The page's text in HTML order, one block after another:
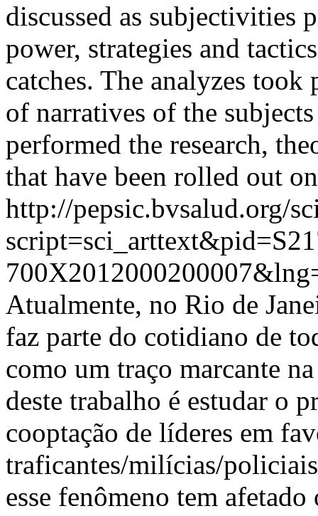
discussed as subjectivities
power, strategies and
catches. The analyzes
of narratives of the
performed the research,
that have been rolled out
http://pepsic.bvsalud.org/
Atualmente, no Rio de
faz parte do cotidiano de
como um traço marcante
deste trabalho é estudar o
cooptação de líderes em
traficantes/milícias/
esse fenômeno tem